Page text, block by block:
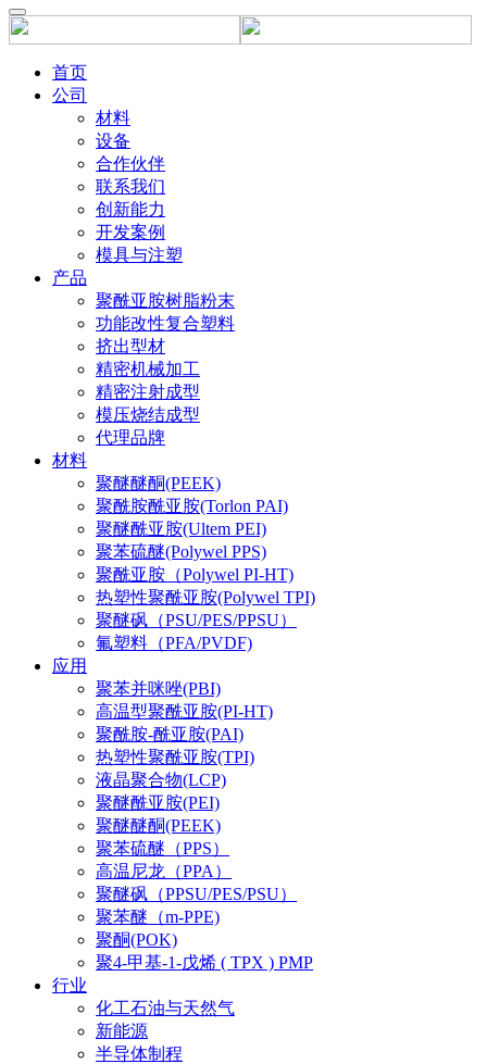
首页
公司
材料
设备
合作伙伴
联系我们
创新能力
开发案例
模具与注塑
产品
聚酰亚胺树脂粉末
功能改性复合塑料
挤出型材
精密机械加工
精密注射成型
模压烧结成型
代理品牌
材料
聚醚醚酮(PEEK)
聚酰胺酰亚胺(Torlon PAI)
聚醚酰亚胺(Ultem PEI)
聚苯硫醚(Polywel PPS)
聚酰亚胺（Polywel PI-HT)
热塑性聚酰亚胺(Polywel TPI)
聚醚砜（PSU/PES/PPSU）
氟塑料（PFA/PVDF)
应用
聚苯并咪唑(PBI)
高温型聚酰亚胺(PI-HT)
聚酰胺-酰亚胺(PAI)
热塑性聚酰亚胺(TPI)
液晶聚合物(LCP)
聚醚酰亚胺(PEI)
聚醚醚酮(PEEK)
聚苯硫醚（PPS）
高温尼龙（PPA）
聚醚砜（PPSU/PES/PSU）
聚苯醚（m-PPE)
聚酮(POK)
聚4-甲基-1-戊烯 ( TPX ) PMP
行业
化工石油与天然气
新能源
半导体制程